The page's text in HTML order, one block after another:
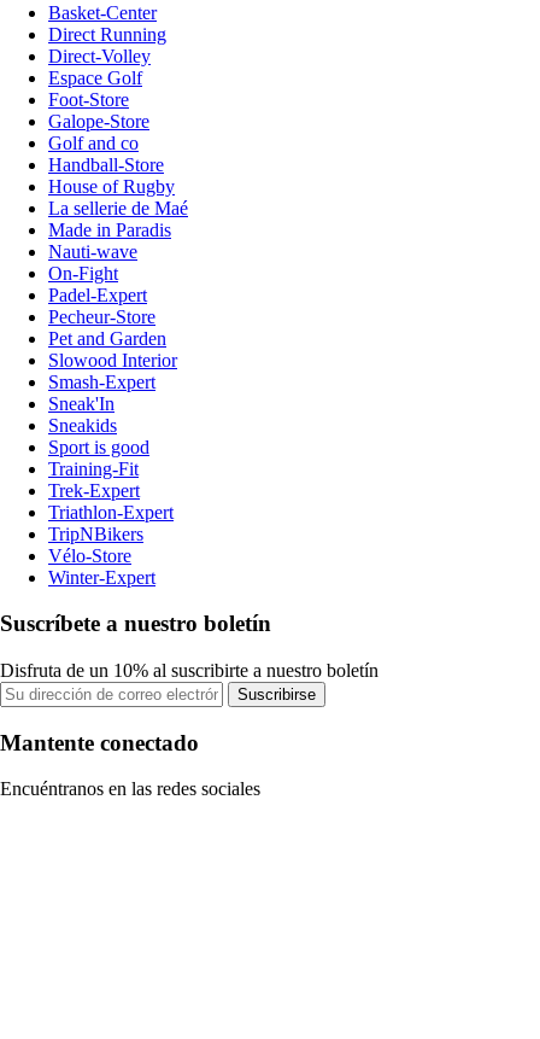
Basket-Center
Direct Running
Direct-Volley
Espace Golf
Foot-Store
Galope-Store
Golf and co
Handball-Store
House of Rugby
La sellerie de Maé
Made in Paradis
Nauti-wave
On-Fight
Padel-Expert
Pecheur-Store
Pet and Garden
Slowood Interior
Smash-Expert
Sneak'In
Sneakids
Sport is good
Training-Fit
Trek-Expert
Triathlon-Expert
TripNBikers
Vélo-Store
Winter-Expert
Suscríbete a nuestro boletín
Disfruta de un 10% al suscribirte a nuestro boletín
Suscribirse
Mantente conectado
Encuéntranos en las redes sociales